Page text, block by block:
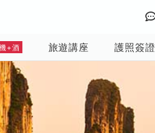
+酒 旅遊講座 護照簽證